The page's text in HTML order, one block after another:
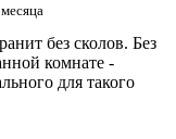
без сколов. Без
комнате -
для такого